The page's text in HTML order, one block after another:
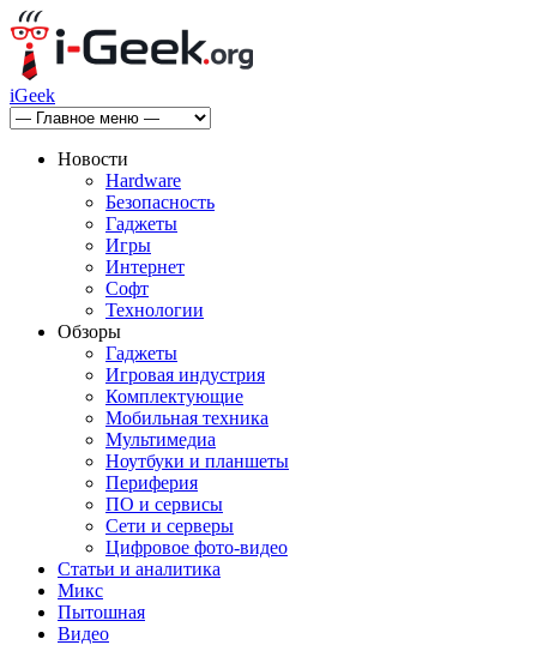
iGeek
Новости
Hardware
Безопасность
Гаджеты
Игры
Интернет
Софт
Технологии
Обзоры
Гаджеты
Игровая индустрия
Комплектующие
Мобильная техника
Мультимедиа
Ноутбуки и планшеты
Периферия
ПО и сервисы
Сети и серверы
Цифровое фото-видео
Статьи и аналитика
Микс
Пытошная
Видео